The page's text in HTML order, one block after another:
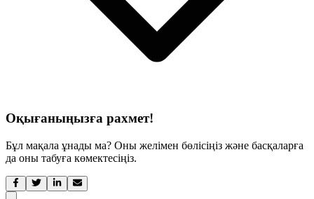
Оқығаныңызға рахмет!
Бұл мақала ұнады ма? Оны желімен бөлісіңіз және басқаларға
да оны табуға көмектесіңіз.